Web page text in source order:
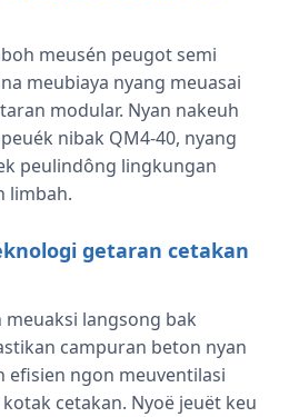
meusén peugot semi
meubiaya nyang meuasai
modular. Nyan nakeuh
nibak QM4-40, nyang
peulindông lingkungan
limbah.
getaran cetakan
meuaksi langsong bak
campuran beton nyan
efisien ngon meuventilasi
cetakan. Nyoë jeuët keu